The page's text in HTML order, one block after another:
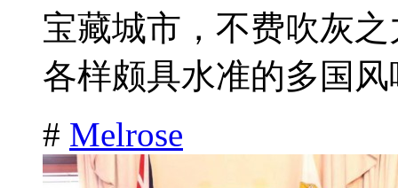
宝藏城市，不费吹灰
各样颇具水准的多国
# Melrose